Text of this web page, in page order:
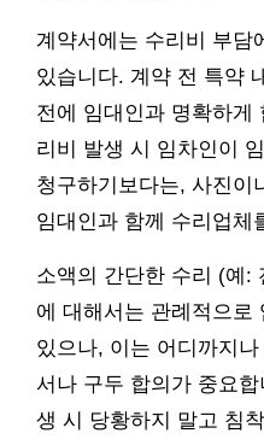
계약서에는 수리비 부담
있습니다. 계약 전 특약
전에 임대인과 명확하게
리비 발생 시 임차인이
청구하기보다는, 사진이
임대인과 함께 수리업체
소액의 간단한 수리 (예:
에 대해서는 관례적으로
있으나, 이는 어디까지
서나 구두 합의가 중요
생 시 당황하지 말고 침